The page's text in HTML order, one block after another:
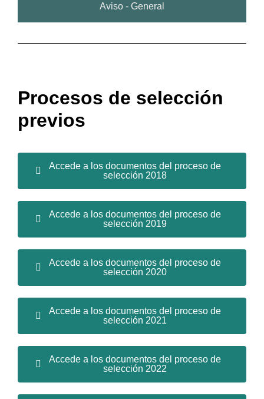
Aviso - General
Procesos de selección
previos
Accede a los documentos del proceso de
selección 2018
Accede a los documentos del proceso de
selección 2019
Accede a los documentos del proceso de
selección 2020
Accede a los documentos del proceso de
selección 2021
Accede a los documentos del proceso de
selección 2022